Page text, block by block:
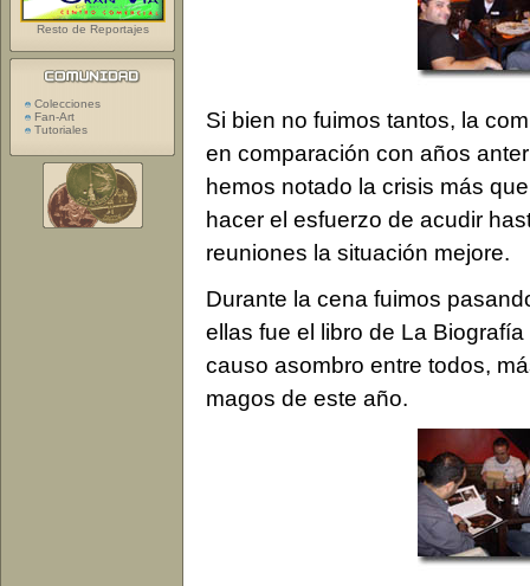
Si bien no fuimos tantos, la
en comparación con años
hemos notado la crisis más
hacer el esfuerzo de acudir
reuniones la situación mejore.
Durante la cena fuimos
ellas fue el libro de La
causo asombro entre todos,
magos de este año.
Resto de Reportajes
Colecciones
Fan-Art
Tutoriales